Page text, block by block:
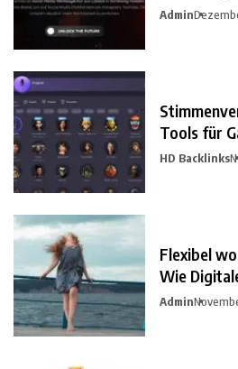
Admin
Tools für
HD Backlinks
Flexibel
Wie
Admin